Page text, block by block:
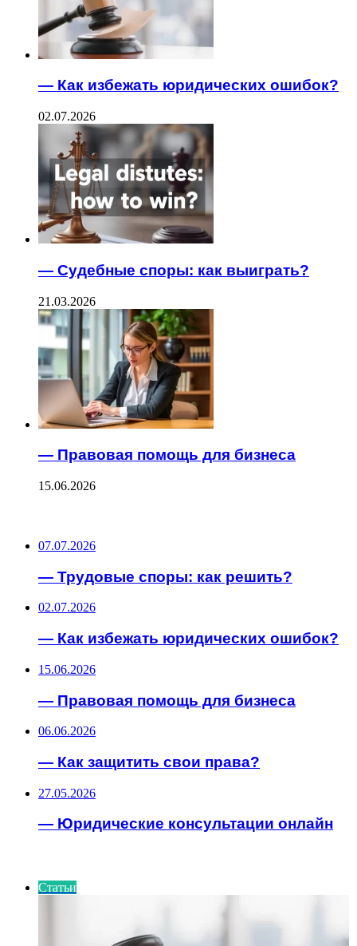
— Как избежать юридических ошибок?
02.07.2026
— Судебные споры: как выиграть?
21.03.2026
— Правовая помощь для бизнеса
15.06.2026
07.07.2026
— Трудовые споры: как решить?
02.07.2026
— Как избежать юридических ошибок?
15.06.2026
— Правовая помощь для бизнеса
06.06.2026
— Как защитить свои права?
27.05.2026
— Юридические консультации онлайн
Статьи